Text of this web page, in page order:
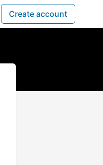
Create account